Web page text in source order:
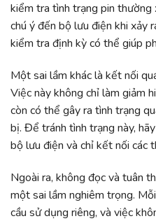
kiểm tra tình trạng pin
chú ý đến bộ lưu điện khi xảy
kiểm tra định kỳ có thể giúp
Một sai lầm khác là kết nối
Việc này không chỉ làm giảm
còn có thể gây ra tình trạng
bị. Để tránh tình trạng này,
bộ lưu điện và chỉ kết nối các
Ngoài ra, không đọc và tuân
một sai lầm nghiêm trọng.
cầu sử dụng riêng, và việc